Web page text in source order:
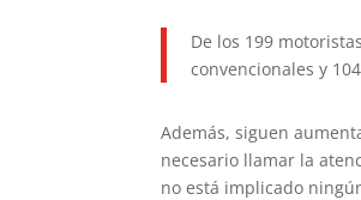
De los 199
convencionales y
Además, siguen
necesario llamar la
no está implicado